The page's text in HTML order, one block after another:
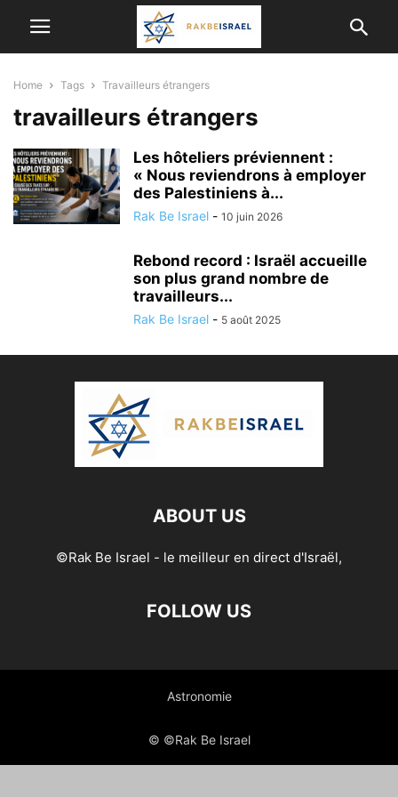
Home Tags Travailleurs étrangers
travailleurs étrangers
Les hôteliers préviennent :
« Nous reviendrons à employer
des Palestiniens à...
Rak Be Israel - 10 juin 2026
Rebond record : Israël accueille
son plus grand nombre de
travailleurs...
Rak Be Israel - 5 août 2025
ABOUT US
©Rak Be Israel - le meilleur en direct d'Israël,
FOLLOW US
Astronomie
© ©Rak Be Israel